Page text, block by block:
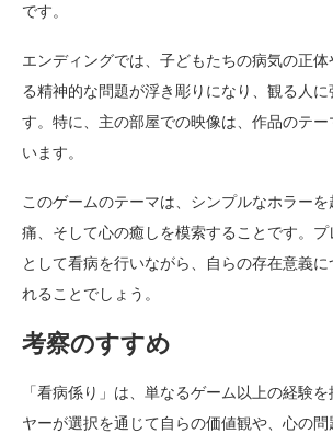
です。
エンディングでは、子どもたちの病気の正
る精神的な問題が浮き彫りになり、観る人に
す。特に、主の部屋での映像は、作品のテ
います。
このゲームのテーマは、シンプルなホラー
痛、そして心の癒しを模索することです。
として看病を行いながら、自らの存在意義
れることでしょう。
考察のすすめ
「看病係り」は、単なるゲーム以上の経験
ヤーが選択を通じて自らの価値観や、心の